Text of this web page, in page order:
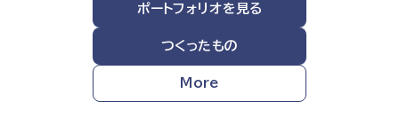
ポートフォリオを見る
つくったもの
More